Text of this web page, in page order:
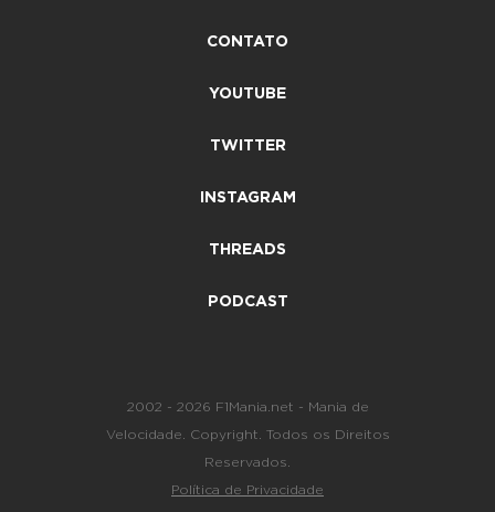
CONTATO
YOUTUBE
TWITTER
INSTAGRAM
THREADS
PODCAST
2002 - 2026 F1Mania.net - Mania de
Velocidade. Copyright. Todos os Direitos
Reservados.
Política de Privacidade